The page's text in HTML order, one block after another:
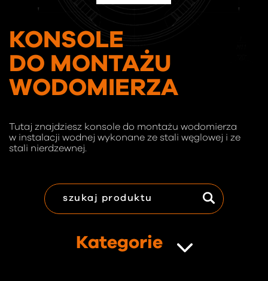
KONSOLE
DO MONTAŻU
WODOMIERZA
Tutaj znajdziesz konsole do montażu wodomierza
w instalacji wodnej wykonane ze stali węglowej i ze
stali nierdzewnej.
Kategorie